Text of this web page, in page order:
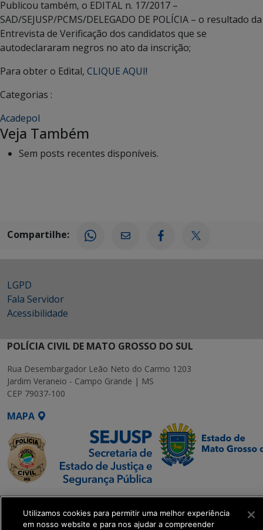
Publicou também, o EDITAL n. 17/2017 –
SAD/SEJUSP/PCMS/DELEGADO DE POLÍCIA – o resultado da
Entrevista de Verificação dos candidatos que se
autodeclararam negros no ato da inscrição;
Para obter o Edital, CLIQUE AQUI!
Categorias :
Acadepol
Veja Também
Sem posts recentes disponíveis.
Compartilhe:
LGPD
Fala Servidor
Acessibilidade
POLÍCIA CIVIL DE MATO GROSSO DO SUL
Rua Desembargador Leão Neto do Carmo 1203
Jardim Veraneio - Campo Grande | MS
CEP 79037-100
MAPA
SETDIG | Secretaria-
Executiva de
Utilizamos cookies para permitir uma melhor experiência
em nosso website e para nos ajudar a compreender